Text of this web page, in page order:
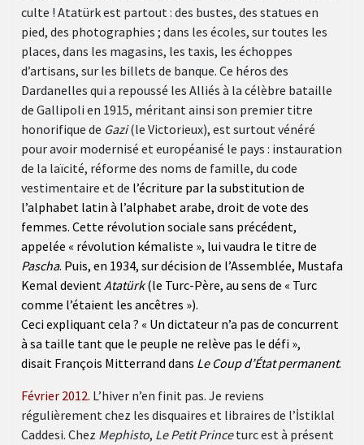
culte ! Atatürk est partout : des bustes, des statues en
pied, des photographies ; dans les écoles, sur toutes les
places, dans les magasins, les taxis, les échoppes
d’artisans, sur les billets de banque. Ce héros des
Dardanelles qui a repoussé les Alliés à la célèbre bataille
de Gallipoli en 1915, méritant ainsi son premier titre
honorifique de Gazi(le Victorieux), est surtout vénéré
pour avoir modernisé et européanisé le pays : instauration
de la laïcité, réforme des noms de famille, du code
vestimentaire et de l’écriture par la substitution de
l’alphabet latin à l’alphabet arabe, droit de vote des
femmes. Cette révolution sociale sans précédent,
appelée « révolution kémaliste », lui vaudra le titre de
Pascha. Puis, en 1934, sur décision de l’Assemblée, Mustafa
Kemal devientAtatürk(le Turc-Père, au sens de « Turc
comme l’étaient les ancêtres »).
Ceci expliquant cela ? « Un dictateur n’a pas de concurrent
à sa taille tant que le peuple ne relève pas le défi »,
disait François Mitterrand dans Le Coup d’État permanent.
Février 2012. L’hiver n’en finit pas. Je reviens
régulièrement chez les disquaires et libraires de l’İstiklal
Caddesi. Chez Mephisto, Le Petit Princeturc est à présent